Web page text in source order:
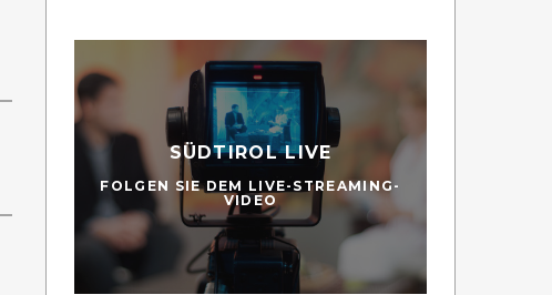
SÜDTIROL LIVE
FOLGEN SIE DEM LIVE-STREAMING-
VIDEO